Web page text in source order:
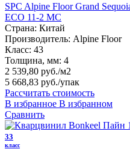
SPC Alpine Floor Grand
ECO 11-2 MC
Страна: Китай
Производитель: Alpine Floor
Класс: 43
Толщина, мм: 4
2 539,80 руб./м2
5 668,83 руб./упак
Рассчитать стоимость
В избранное В избранном
Сравнить
33
класс